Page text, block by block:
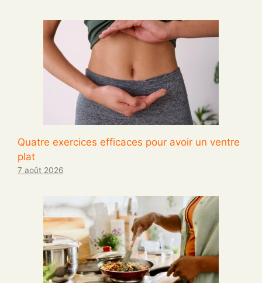
Quatre exercices efficaces pour avoir un ventre
plat
7 août 2026